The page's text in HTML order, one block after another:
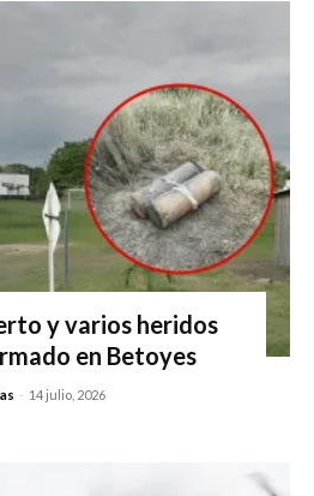
y varios heridos
en Betoyes
- 14 julio, 2026